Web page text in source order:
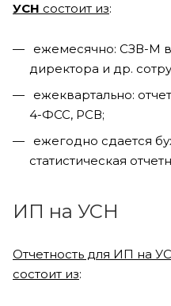
УСН состоит из:
ежемесячно: СЗВ-М
директора и др.
ежеквартально:
4-ФСС, РСВ;
ежегодно сдается
статистическая
ИП на УСН
Отчетность для ИП на
состоит из: